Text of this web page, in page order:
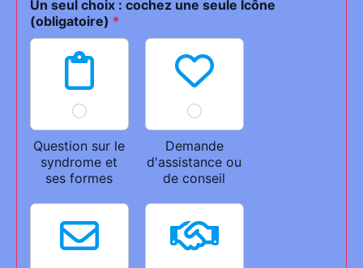
Un seul choix : cochez une seule Icône
(obligatoire) *
Question sur le
syndrome et
ses formes
Demande
d'assistance ou
de conseil